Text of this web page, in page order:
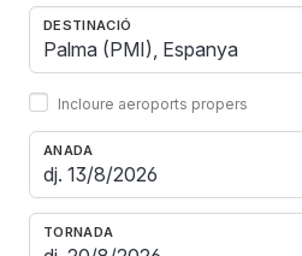
DESTINACIÓ
Incloure aeroports propers
ANADA
TORNADA